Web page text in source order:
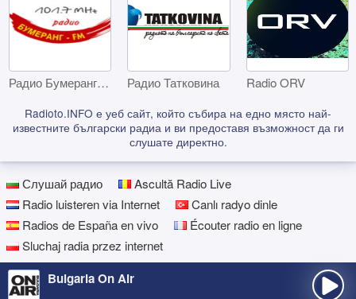
Bulgaria On Air
Радио Бумеранг - Габрово Радио Татковина Radio ORV
Radioto.INFO е уеб сайт, който събира на едно място най-
известните български радиа и ви предоставя възможност да ги
слушате директно.
Слушай радио
Ascultă Radio Live
Radio luisteren via Internet
Canlı radyo dinle
Radios de España en vivo
Écouter radio en ligne
Sluchaj radia przez internet